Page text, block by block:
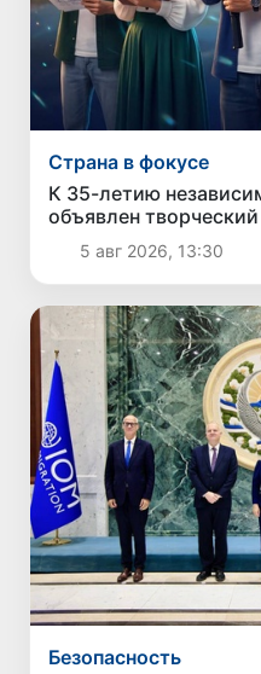
Страна в фокусе
К 35-летию
объявлен
молодежи
5 авг 2026, 13:30
Безопасность